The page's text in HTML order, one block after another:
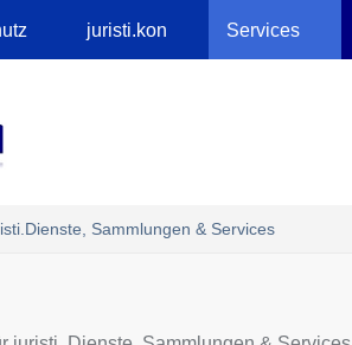
juristi.kon Services
Sammlungen & Services